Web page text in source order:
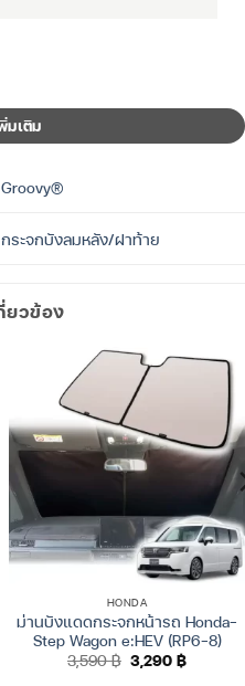
มเติม
Groovy®
กระจกบังลมหลัง/ฝาท้าย
ยวข้อง
HONDA
ม่านบังแดดกระจกหน้ารถ Honda-
Step Wagon e:HEV (RP6-8)
3,590฿ Original
price
3,290฿Current